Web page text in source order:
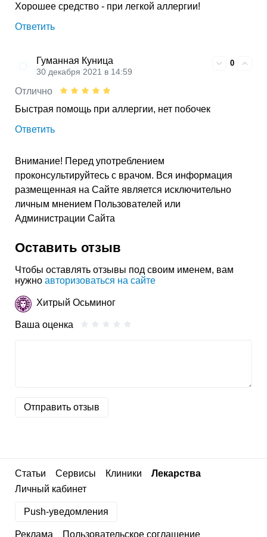
Хорошее средство - при легкой аллергии!
Ответить
Гуманная Куница
30 декабря 2021 в 14:59
0
Отлично
Быстрая помощь при аллергии, нет побочек
Ответить
Внимание! Перед употреблением
проконсультируйтесь с врачом. Вся информация
размещенная на Сайте является исключительно
личным мнением Пользователей или
Администрации Сайта
Оставить отзыв
Чтобы оставлять отзывы под своим именем, вам
нужно авторизоваться на сайте
Хитрый Осьминог
Ваша оценка
Отправить отзыв
Статьи Сервисы Клиники
Лекарства
Личный кабинет
Push-уведомления
Реклама Пользовательское соглашение